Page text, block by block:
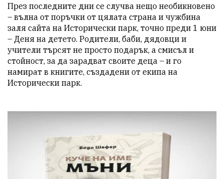
През последните дни се случва нещо необикновено
– вълна от поръчки от цялата страна и чужбина
заля сайта на Исторически парк, точно преди 1 юни
– Деня на детето. Родители, баби, дядовци и
учители търсят не просто подарък, а смисъл и
стойност, за да зарадват своите деца – и го
намират в книгите, създадени от екипа на
Исторически парк.